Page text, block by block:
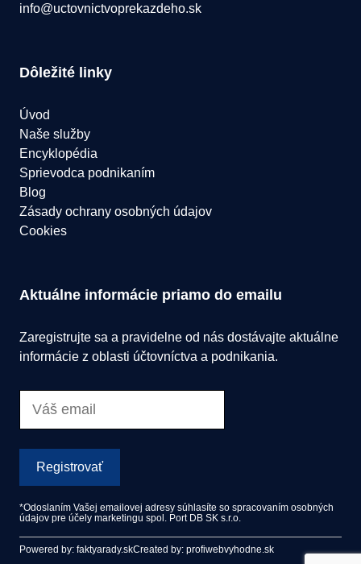
info@uctovnictvoprekazdeho.sk
Dôležité linky
Úvod
Naše služby
Encyklopédia
Sprievodca podnikaním
Blog
Zásady ochrany osobných údajov
Cookies
Aktuálne informácie priamo do emailu
Zaregistrujte sa a pravidelne od nás dostávajte aktuálne
informácie z oblasti účtovníctva a podnikania.
Registrovať
*Odoslaním Vašej emailovej adresy súhlasíte so spracovaním osobných
údajov pre účely marketingu spol. Port DB SK s.r.o.
Powered by: faktyarady.skCreated by: profiwebvyhodne.sk